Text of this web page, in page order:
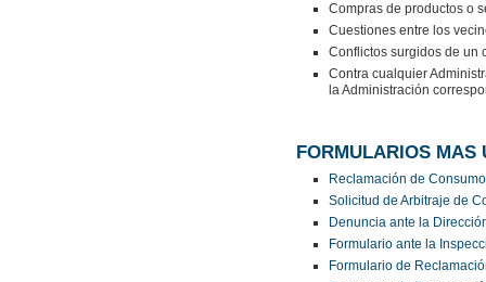
Compras de productos o
Cuestiones entre los
Conflictos surgidos de un
Contra cualquier
la Administración
FORMULARIOS MAS
Reclamación de
Solicitud de Arbitraje de
Denuncia ante la
Formulario ante la
Formulario de